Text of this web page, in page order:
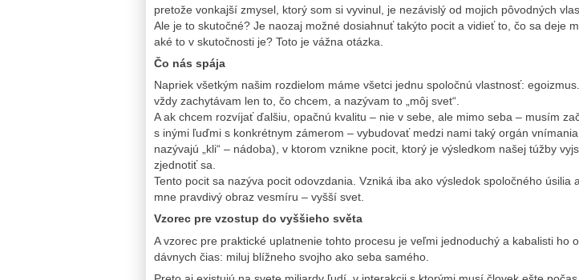
pretože vonkajší zmysel, ktorý som si vyvinul, je nezávislý od mojich pôvodných
Ale je to skutočné? Je naozaj možné dosiahnuť takýto pocit a vidieť to, čo sa deje
aké to v skutočnosti je? Toto je vážna otázka.
Čo nás spája
Napriek všetkým našim rozdielom máme všetci jednu spoločnú vlastnosť:
vždy zachytávam len to, čo chcem, a nazývam to „môj svet“.
A ak chcem rozvíjať ďalšiu, opačnú kvalitu – nie v sebe, ale mimo seba – musím
s inými ľuďmi s konkrétnym zámerom – vybudovať medzi nami taký orgán
nazývajú „kli“ – nádoba), v ktorom vznikne pocit, ktorý je výsledkom našej túžby
zjednotiť sa.
Tento pocit sa nazýva pocit odovzdania. Vzniká iba ako výsledok spoločného úsilia
mne pravdivý obraz vesmíru – vyšší svet.
Vzorec pre vzostup do vyššieho světa
A vzorec pre praktické uplatnenie tohto procesu je veľmi jednoduchý a kabalisti ho
dávnych čias: miluj blížneho svojho ako seba samého.